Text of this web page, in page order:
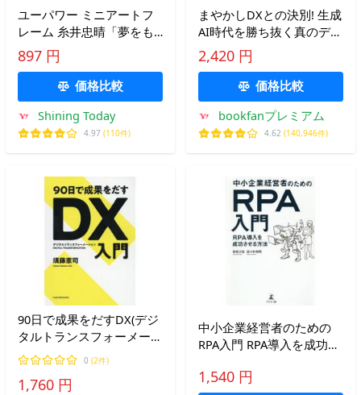
ユーパワー ミニアートフ
レーム 糸井忠晴「夢をも
とめて」 IT-00624
897 円
価格比較
Shining Today
4.97 (110件)
まやかしDXとの決別! 生成
AI時代を勝ち抜く真のデジ
タル事業変革/横山浩実
2,420 円
価格比較
bookfanプレミアム
4.62 (140,946件)
90日で成果をだすDX(デジ
タルトランスフォーメーシ
ョン)入門/須藤憲司
0 (2件)
1,760 円
中小企業経営者のための
RPA入門 RPA導入を成功さ
伸明
1,540 円